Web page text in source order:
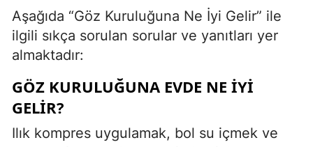
Aşağıda “Göz Kuruluğuna Ne İyi Gelir” ile
ilgili sıkça sorulan sorular ve yanıtları yer
almaktadır:
GÖZ KURULUĞUNA EVDE NE IYI
GELIR?
Ilık kompres uygulamak, bol su içmek ve